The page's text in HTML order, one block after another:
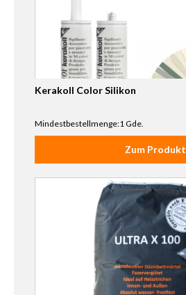
Kerakoll Color Silikon
Mindestbestellmenge:1 Gde.
Zum Produkt